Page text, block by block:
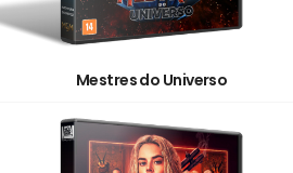
Mestres do Universo